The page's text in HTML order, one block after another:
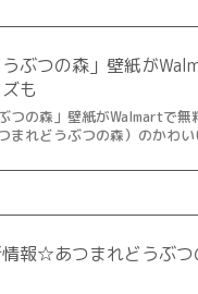
うぶつの森」壁紙が
も
つの森」壁紙がWalmartで
まれどうぶつの森）のかわ
情報☆あつまれどうぶ